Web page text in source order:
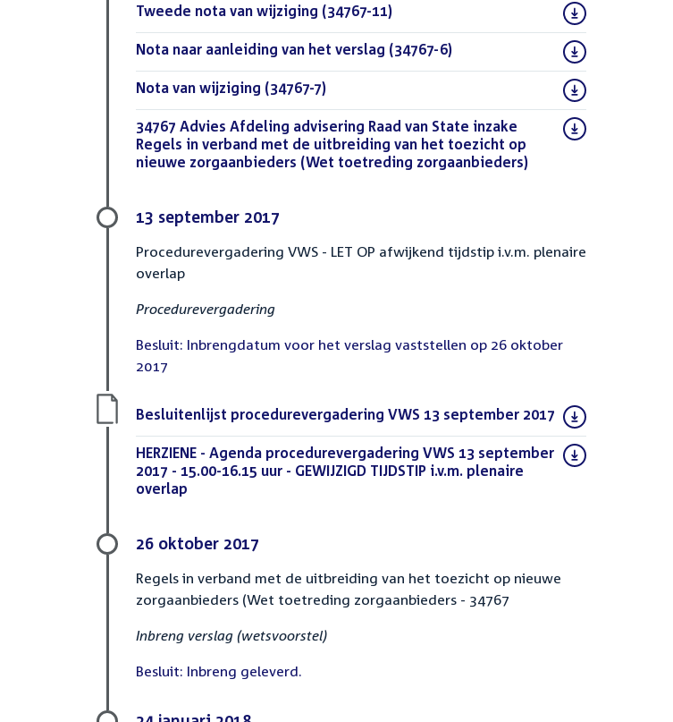
Download
bestand:
Tweede nota van wijziging (34767-11)
Download
bestand:
Nota naar aanleiding van het verslag (34767-6)
Download
bestand:
Nota van wijziging (34767-7)
Download
bestand:
34767 Advies Afdeling advisering Raad van State inzake
Regels in verband met de uitbreiding van het toezicht op
nieuwe zorgaanbieders (Wet toetreding zorgaanbieders)
13 september 2017
Procedurevergadering VWS - LET OP afwijkend tijdstip i.v.m. plenaire
overlap
Procedurevergadering
Besluit: Inbrengdatum voor het verslag vaststellen op 26 oktober
2017
Download
bestand:
Besluitenlijst procedurevergadering VWS 13 september 2017 (PDF)
Download
bestand:
HERZIENE - Agenda procedurevergadering VWS 13 september
2017 - 15.00-16.15 uur - GEWIJZIGD TIJDSTIP i.v.m. plenaire
overlap
26 oktober 2017
Regels in verband met de uitbreiding van het toezicht op nieuwe
zorgaanbieders (Wet toetreding zorgaanbieders - 34767
Inbreng verslag (wetsvoorstel)
Besluit: Inbreng geleverd.